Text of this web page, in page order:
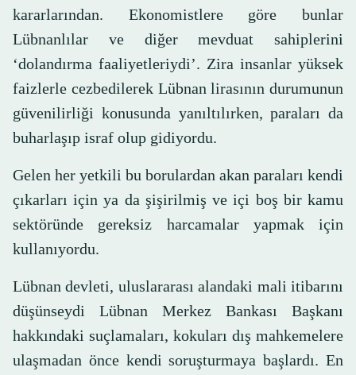
kararlarından. Ekonomistlere göre bunlar
Lübnanlılar ve diğer mevduat sahiplerini
‘dolandırma faaliyetleriydi’. Zira insanlar yüksek
faizlerle cezbedilerek Lübnan lirasının durumunun
güvenilirliği konusunda yanıltılırken, paraları da
buharlaşıp israf olup gidiyordu.
Gelen her yetkili bu borulardan akan paraları kendi
çıkarları için ya da şişirilmiş ve içi boş bir kamu
sektöründe gereksiz harcamalar yapmak için
kullanıyordu.
Lübnan devleti, uluslararası alandaki mali itibarını
düşünseydi Lübnan Merkez Bankası Başkanı
hakkındaki suçlamaları, kokuları dış mahkemelere
ulaşmadan önce kendi soruşturmaya başlardı. En